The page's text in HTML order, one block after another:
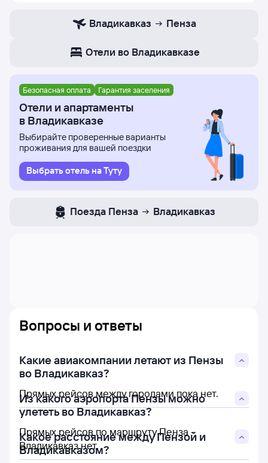
Владикавказ Пенза
Отели во Владикавказе
Безопасная оплата Гарантия заселения
Отели и апартаменты
в Владикавказе
Выбирайте проверенные варианты
проживания для вашей поездки
Выбрать отель на Туту
Поезда Пенза Владикавказ
Вопросы и ответы
Какие авиакомпании летают из Пензы
во Владикавказ?
Прямых рейсов между городами пока нет.
Из какого аэропорта Пензы можно
улететь во Владикавказ?
Прямых рейсов по маршруту Пенза -
Владикавказ нет.
Какое расстояние между Пензой и
Владикавказом?